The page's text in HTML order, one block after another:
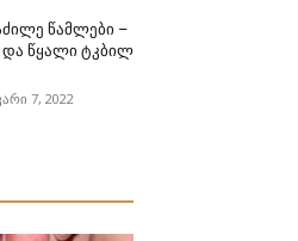
წამლები –
და წყალი ტკბილ
7, 2022